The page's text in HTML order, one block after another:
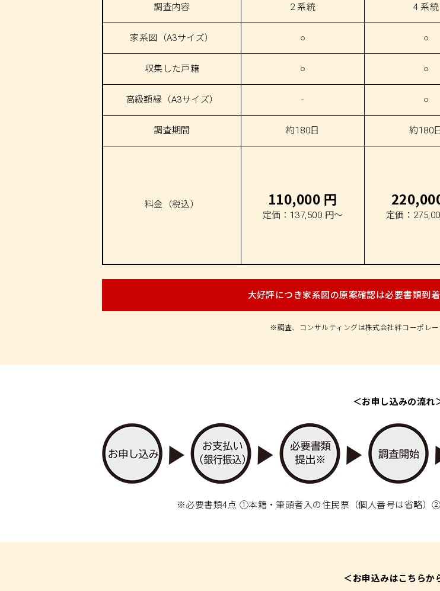
調査内容 2 系統 4 系統
家系図 （A3サイズ） ○ ○
収集した戸籍 ○ ○
高級額縁 （A3サイズ） - ○
調査期間 約180日 約180
料金 （税込） 110,000 円
定価：137,500 円～ 定価：
大好評につき家系図の原案確認は必要書類到
※調査、コンサルティングは株式会社絆コーポレー
＜お申し込みの流れ
※必要書類4点 ①本籍・筆頭者入の住民票（個人番号は省略
＜お申込みはこちらか